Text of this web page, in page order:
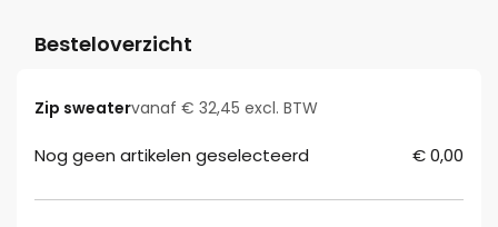
Besteloverzicht
Zip sweatervanaf € 32,45 excl. BTW
Nog geen artikelen geselecteerd € 0,00